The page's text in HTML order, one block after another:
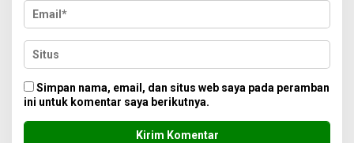
Simpan nama, email, dan situs web saya pada peramban
ini untuk komentar saya berikutnya.